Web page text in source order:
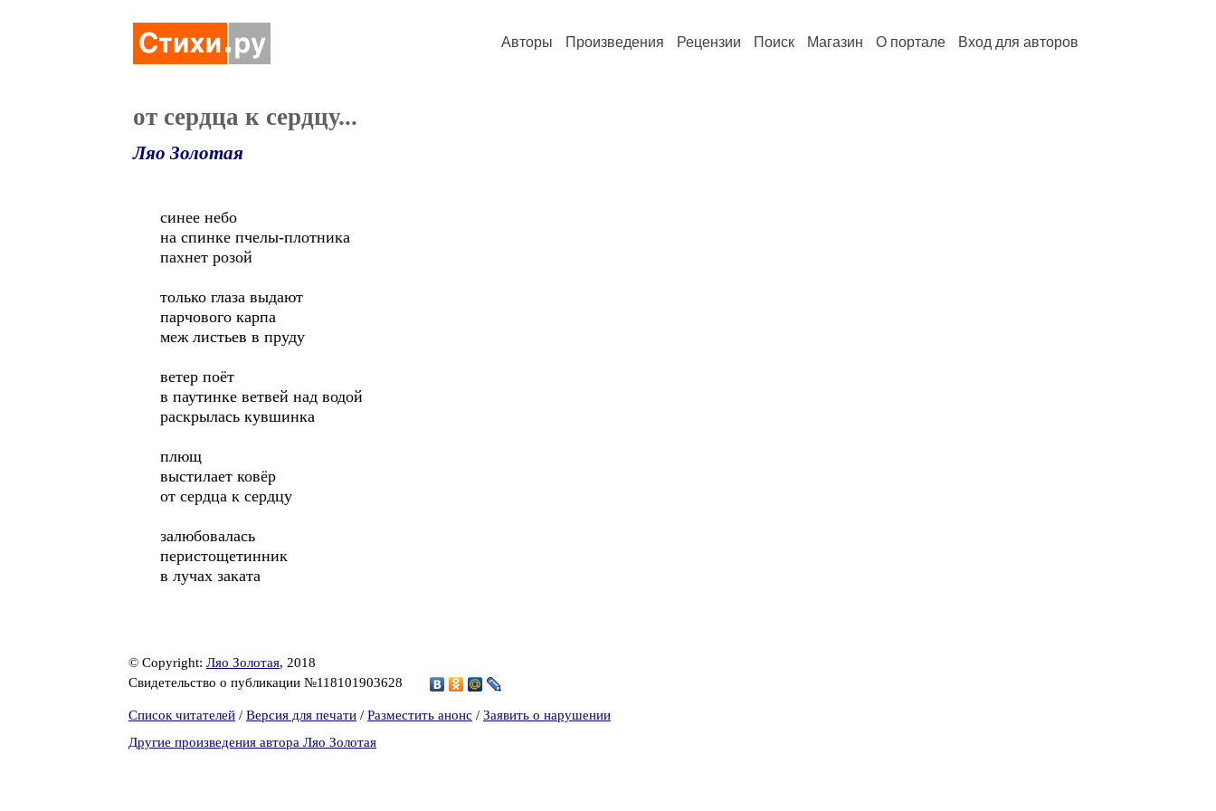
Авторы Произведения Рецензии Поиск Магазин О портале Вход для авторов
от сердца к сердцу...
Ляо Золотая
синее небо
на спинке пчелы-плотника
пахнет розой
только глаза выдают
парчового карпа
меж листьев в пруду
ветер поёт
в паутинке ветвей над водой
раскрылась кувшинка
плющ
выстилает ковёр
от сердца к сердцу
залюбовалась
перистощетинник
в лучах заката
© Copyright: Ляо Золотая, 2018
Свидетельство о публикации №118101903628
Список читателей / Версия для печати / Разместить анонс / Заявить о нарушении
Другие произведения автора Ляо Золотая